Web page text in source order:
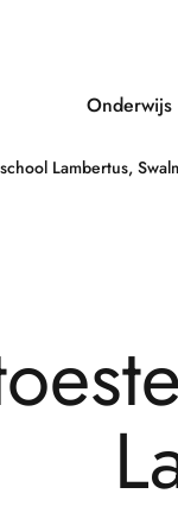
Onderwijs
Lambertus,
oeste
L